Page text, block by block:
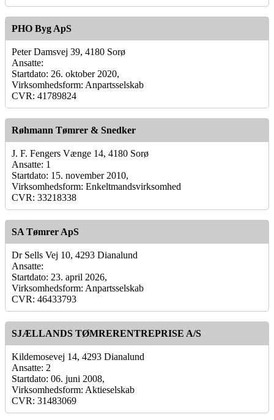
PHO Byg ApS
Peter Damsvej 39, 4180 Sorø
Ansatte:
Startdato: 26. oktober 2020,
Virksomhedsform: Anpartsselskab
CVR: 41789824
Røhmann Tømrer & Snedker
J. F. Fengers Vænge 14, 4180 Sorø
Ansatte: 1
Startdato: 15. november 2010,
Virksomhedsform: Enkeltmandsvirksomhed
CVR: 33218338
SA Tømrer ApS
Dr Sells Vej 10, 4293 Dianalund
Ansatte:
Startdato: 23. april 2026,
Virksomhedsform: Anpartsselskab
CVR: 46433793
SJÆLLANDS TØMRERENTREPRISE A/S
Kildemosevej 14, 4293 Dianalund
Ansatte: 2
Startdato: 06. juni 2008,
Virksomhedsform: Aktieselskab
CVR: 31483069